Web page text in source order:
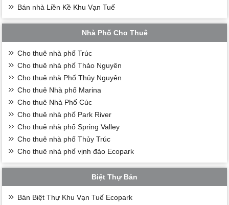
Bán nhà Liền Kề Khu Vạn Tuế
Nhà Phố Cho Thuê
Cho thuê nhà phố Trúc
Cho thuê nhà phố Thảo Nguyên
Cho thuê nhà Phố Thủy Nguyên
Cho thuê Nhà phố Marina
Cho thuê Nhà Phố Cúc
Cho thuê nhà phố Park River
Cho thuê nhà phố Spring Valley
Cho thuê nhà phố Thủy Trúc
Cho thuê nhà phố vịnh đảo Ecopark
Biệt Thự Bán
Bán Biệt Thự Khu Vạn Tuế Ecopark